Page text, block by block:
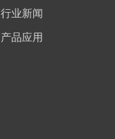
行业新闻
产品应用